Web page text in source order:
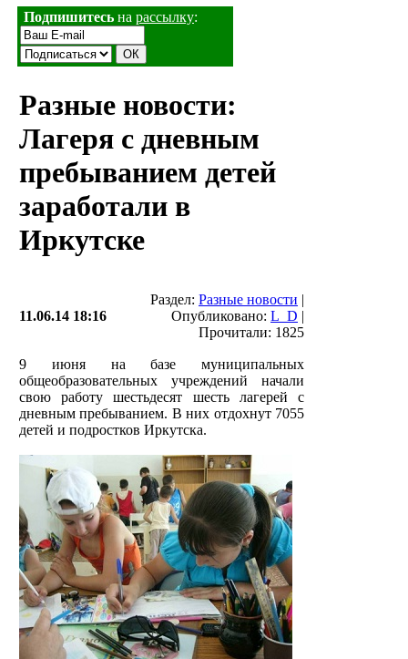
Подпишитесь на рассылку:
Разные новости:
Лагеря с дневным
пребыванием детей
заработали в
Иркутске
11.06.14 18:16
Раздел: Разные новости |
Опубликовано: L_D |
Прочитали: 1825
9 июня на базе муниципальных
общеобразовательных учреждений начали
свою работу шестьдесят шесть лагерей с
дневным пребыванием. В них отдохнут 7055
детей и подростков Иркутска.